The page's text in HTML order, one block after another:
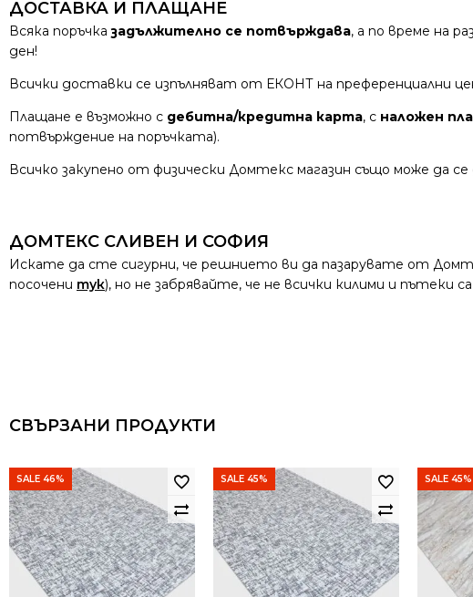
ДОСТАВКА И ПЛАЩАНЕ
Всяка поръчказадължително се потвърждава, а по време на
ден!
Всички доставки се изпълняват от ЕКОНТ на преференциални
Плащане е възможно с дебитна/кредитна карта, с наложен
потвърждение на поръчката).
Всичко закупено от физически Домтекс магазин също може да
ДОМТЕКС СЛИВЕН И СОФИЯ
Искате да сте сигурни, че решнието ви да пазарувате от
посочени тук), но не забрявайте, че не всички килими и пътеки
СВЪРЗАНИ ПРОДУКТИ
SALE 46% SALE 45% SALE 45%